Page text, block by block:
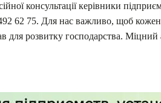
консультації керівники
62 75. Для нас важливо, щоб
для розвитку господарства. Міцний